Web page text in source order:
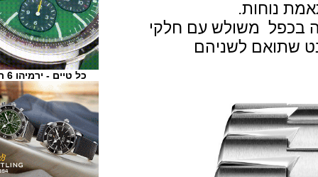
נוחות.
משולש עם חלקי
לשניהם
כל טיים - ירמיהו 6 ת"א